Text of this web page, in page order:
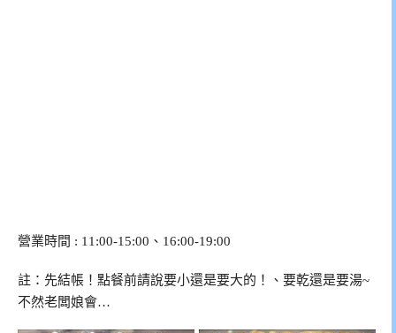
營業時間 : 11:00-15:00、16:00-19:00
註：先結帳！點餐前請說要小還是要大的！、要乾還是要湯~
不然老闆娘會…